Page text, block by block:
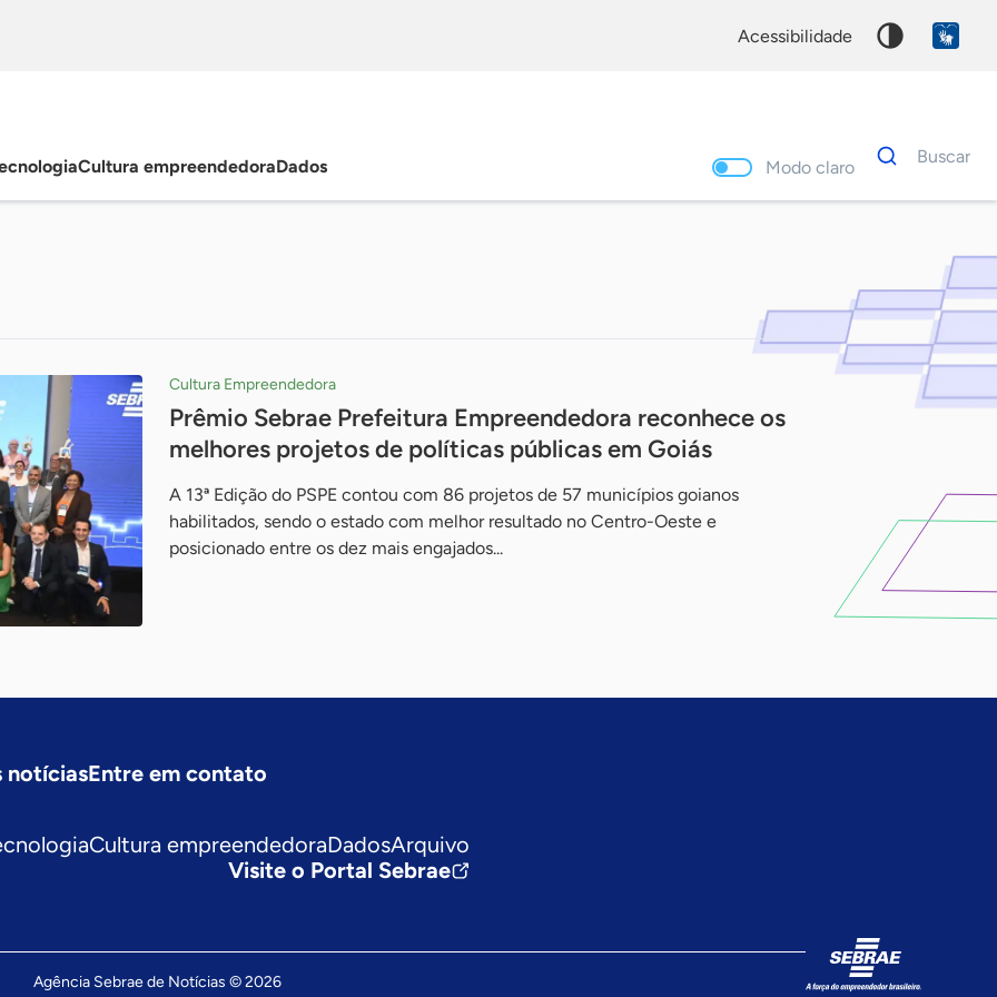
acessibilidade
Cultura empreendedoraDados Modo claro
Dados
para
Buscar
Cultura Empreendedora
Prêmio Sebrae Prefeitura Empreendedora reconhece os
melhores projetos de políticas públicas em Goiás
A 13ª Edição do PSPE contou com 86 projetos de 57 municípios goianos
habilitados, sendo o estado com melhor resultado no Centro-Oeste e
posicionado entre os dez mais engajados...
notíciasEntre em contato
Cultura empreendedoraDadosArquivo
Visite o Portal Sebrae
Agência Sebrae de Notícias © 2026